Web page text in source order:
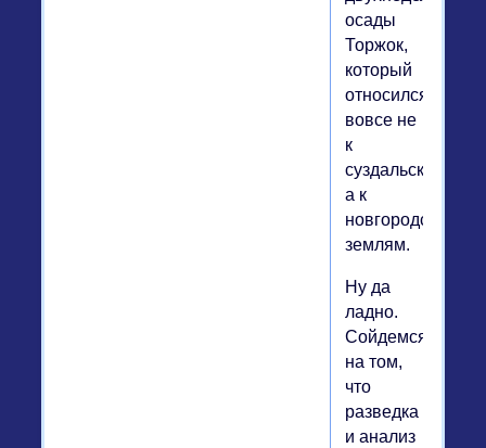
осады
Торжок,
который
относился
вовсе не
к
суздальским,
а к
новгородским
землям.
Ну да
ладно.
Сойдемся
на том,
что
разведка
и анализ